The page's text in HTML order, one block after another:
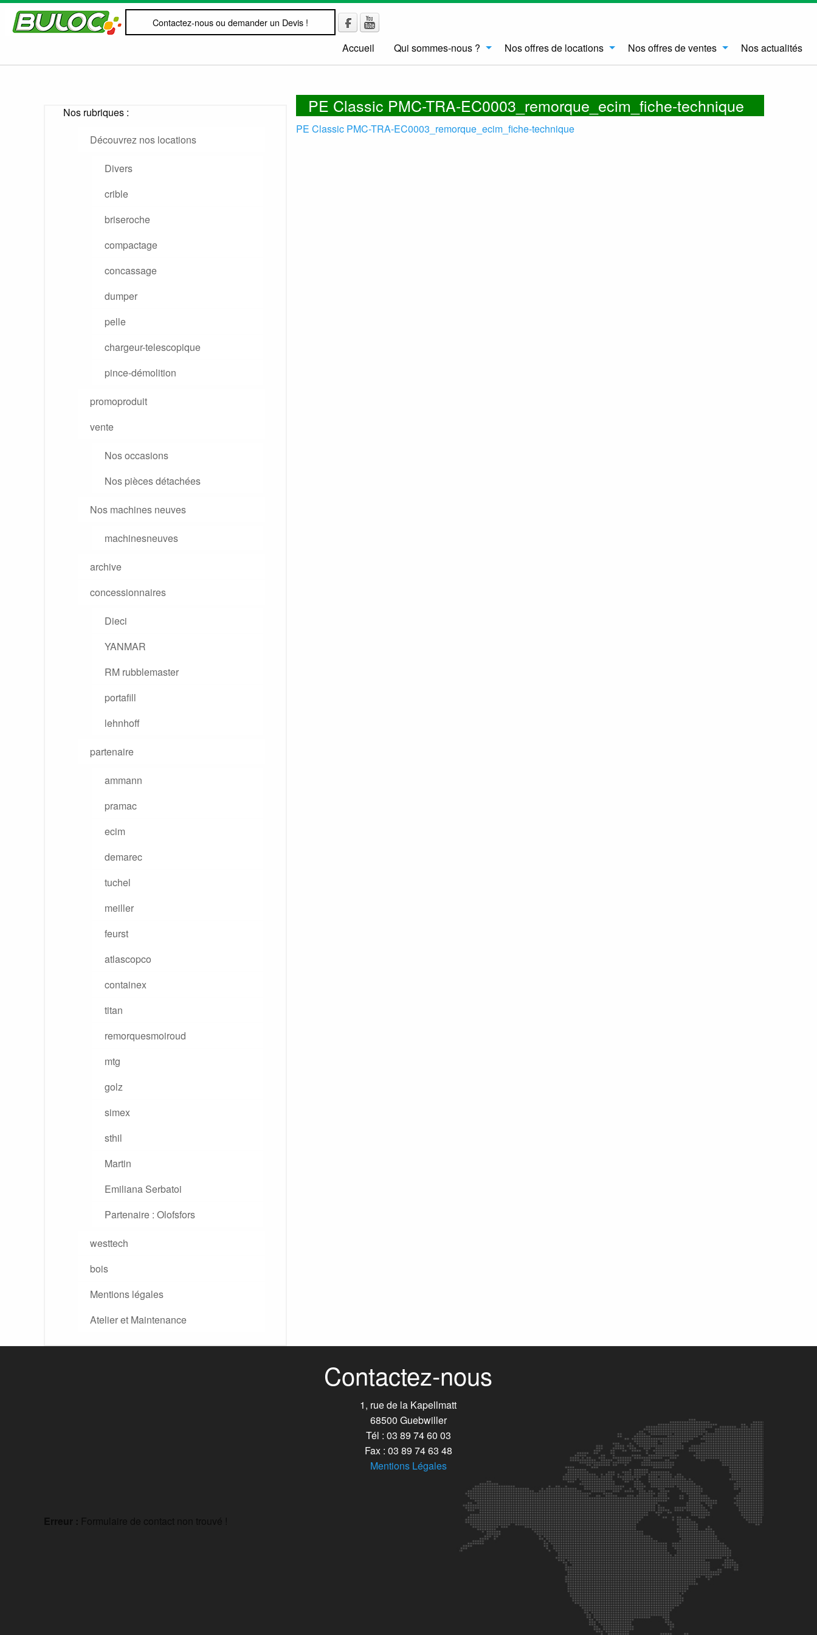
Contactez-nous ou demander un Devis !
Accueil Qui sommes-nous ? Nos offres de locations Nos offres de ventes Nos actualités
Nos rubriques :
Découvrez nos locations
Divers
crible
briseroche
compactage
concassage
dumper
pelle
chargeur-telescopique
pince-démolition
promoproduit
vente
Nos occasions
Nos pièces détachées
Nos machines neuves
machinesneuves
archive
concessionnaires
Dieci
YANMAR
RM rubblemaster
portafill
lehnhoff
partenaire
ammann
pramac
ecim
demarec
tuchel
meiller
feurst
atlascopco
containex
titan
remorquesmoiroud
mtg
golz
simex
sthil
Martin
Emiliana Serbatoi
Partenaire : Olofsfors
westtech
bois
Mentions légales
Atelier et Maintenance
PE Classic PMC-TRA-EC0003_remorque_ecim_fiche-technique
PE Classic PMC-TRA-EC0003_remorque_ecim_fiche-technique
Contactez-nous
1, rue de la Kapellmatt
68500 Guebwiller
Tél : 03 89 74 60 03
Fax : 03 89 74 63 48
Mentions Légales
Erreur : Formulaire de contact non trouvé !